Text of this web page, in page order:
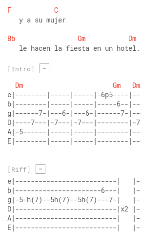
F
C
   y a su mujer
Bb
Gm
Dm
le hacen la fiesta en un
[Intro] -
Dm Gm Dm
e|--------|-----|-----|-6p5----
b|--------|-----|-----|-----6--
g|------7-|---6-|---6-|------7-
D|----7---|-7---|-7---|--------|-
A|-5------|-----|-----|--------
E|--------|-----|-----|--------
[Riff] -
e|--------------------------|
b|----------------------6---|
g|-5-h(7)--5h(7)--5h(7)---7-|   |-
D|--------------------------|x2
A|--------------------------|
E|--------------------------|